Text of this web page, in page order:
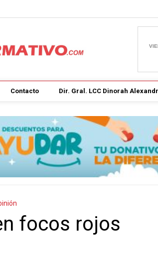
Contacto Dir. Gral. LCC Dinorah
focos rojos